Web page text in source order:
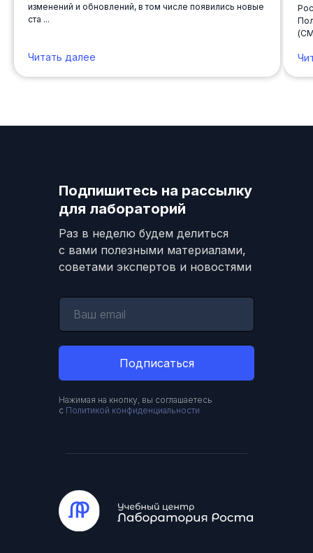
изменений и обновлений, в том числе появились новые
ста ...
Читать далее
Подпишитесь на рассылку
для лабораторий
Раз в неделю будем делиться
с вами полезными материалами,
советами экспертов и новостями
Подписаться
Нажимая на кнопку, вы соглашаетесь
с Политикой конфиденциальности